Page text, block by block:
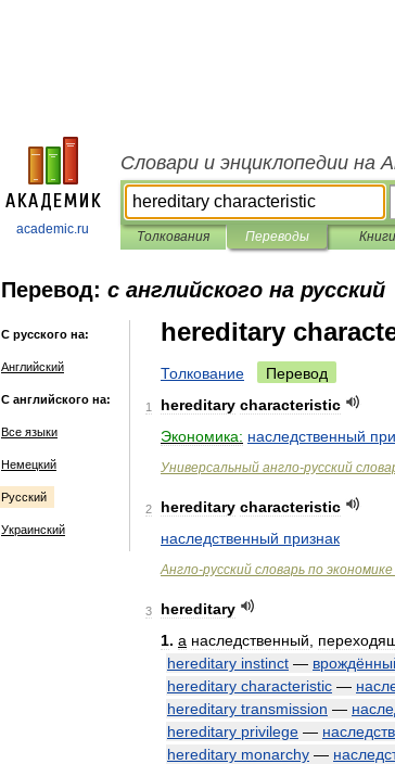
academic.ru
Словари и энциклопедии на
Толкования Переводы Книги
Перевод: с английского на русский
С русского на:
Английский
С английского на:
Все языки
Немецкий
Русский
Украинский
hereditary
Толкование Перевод
1 hereditary characteristic
Экономика: наследственный
Универсальный англо-русский
2 hereditary characteristic
наследственный признак
Англо-русский словарь по экономике
3
hereditary
1. a наследственный
hereditary instinct —
hereditary characteristic —
hereditary transmission —
hereditary privilege —
hereditary monarchy —